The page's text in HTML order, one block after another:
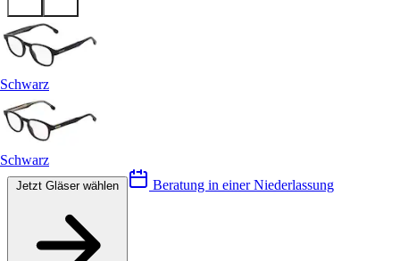
Schwarz
Schwarz
Beratung in einer Niederlassung